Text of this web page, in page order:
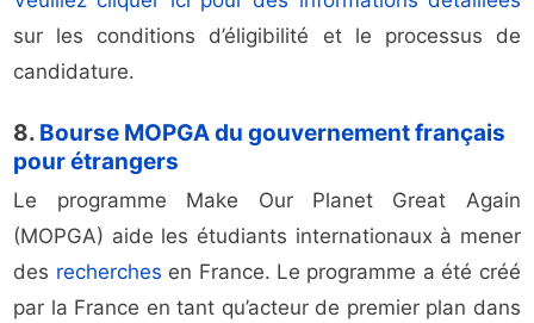
sur les conditions d’éligibilité et le processus de
candidature.
8. Bourse MOPGA du gouvernement français
pour étrangers
Le programme Make Our Planet Great Again
(MOPGA) aide les étudiants internationaux à mener
des recherches en France. Le programme a été créé
par la France en tant qu’acteur de premier plan dans